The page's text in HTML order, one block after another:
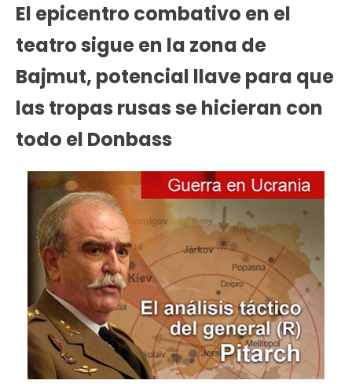
El epicentro combativo en el
teatro sigue en la zona de
Bajmut, potencial llave para que
las tropas rusas se hicieran con
todo el Donbass